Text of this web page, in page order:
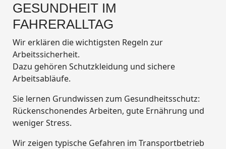
GESUNDHEIT IM
FAHRERALLTAG
Wir erklären die wichtigsten Regeln zur
Arbeitssicherheit.
Dazu gehören Schutzkleidung und sichere
Arbeitsabläufe.
Sie lernen Grundwissen zum Gesundheitsschutz:
Rückenschonendes Arbeiten, gute Ernährung und
weniger Stress.
Wir zeigen typische Gefahren im Transportbetrieb